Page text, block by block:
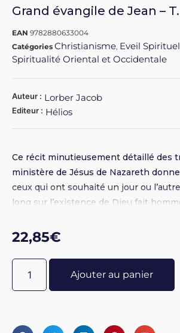
Grand évangile de Jean –
EAN 9782880633004
Catégories Christianisme, Eveil Spirituel
Spiritualité Oriental et Occidentale
Auteur : Lorber Jacob
Editeur : Hélios
Ce récit minutieusement détaillé des
ministère de Jésus de Nazareth
ceux qui ont souhaité un jour ou
long sur l’existence de Dieu fait
théologie critique et de méthode
pu épuiser la question de l’historicité
22,85€
Ajouter au panier